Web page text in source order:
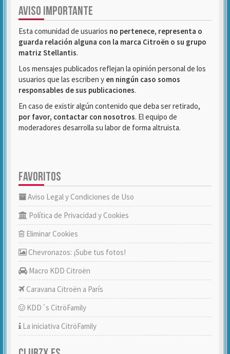
AVISO IMPORTANTE
Esta comunidad de usuarios no pertenece, representa o
guarda relación alguna con la marca Citroën o su grupo
matriz Stellantis.
Los mensajes publicados reflejan la opinión personal de los
usuarios que las escriben y en ningún caso somos
responsables de sus publicaciones.
En caso de existir algún contenido que deba ser retirado,
por favor, contactar con nosotros. El equipo de
moderadores desarrolla su labor de forma altruista.
FAVORITOS
Aviso Legal y Condiciones de Uso
Política de Privacidad y Cookies
Eliminar Cookies
Chevronazos: ¡Sube tus fotos!
Macro KDD Citroën
Caravana Citroën a París
KDD´s CitröFamily
La iniciativa CitröFamily